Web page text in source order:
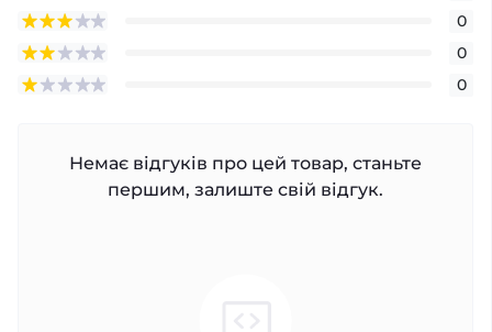
0
0
0
Немає відгуків про цей товар, станьте
першим, залиште свій відгук.